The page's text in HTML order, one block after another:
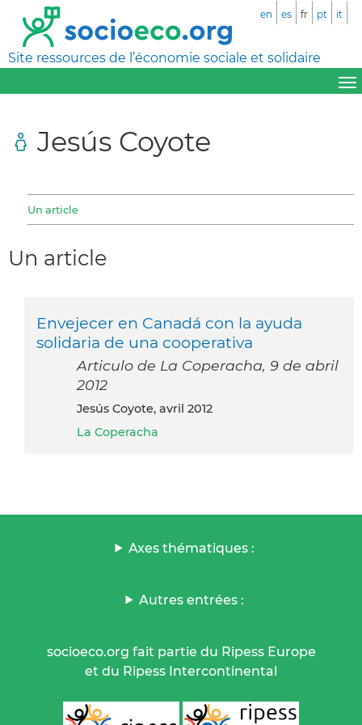
Site ressources de l’économie sociale et solidaire
en es fr pt it
Jesús Coyote
Un article
Un article
Envejecer en Canadá con la ayuda
solidaria de una cooperativa
Articulo de La Coperacha, 9 de abril
2012
Jesús Coyote, avril 2012
La Coperacha
Axes thématiques :
Autres entrées :
socioeco.org fait partie du Ripess Europe
et du Ripess Intercontinental